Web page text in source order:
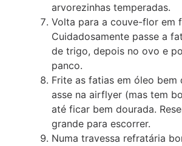
arvorezinhas temperadas.
Volta para a couve-flor em
Cuidadosamente passe a
de trigo, depois no ovo e
panco.
Frite as fatias em óleo bem
asse na airflyer (mas tem
até ficar bem dourada.
grande para escorrer.
Numa travessa refratária